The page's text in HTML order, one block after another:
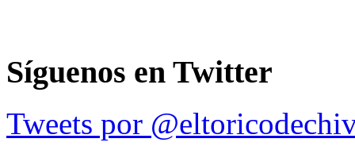
Síguenos en Twitter
Tweets por